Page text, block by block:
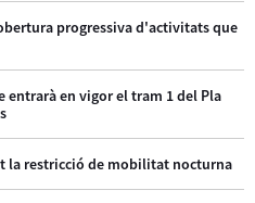
progressiva d'activitats que
en vigor el tram 1 del Pla
la restricció de mobilitat nocturna